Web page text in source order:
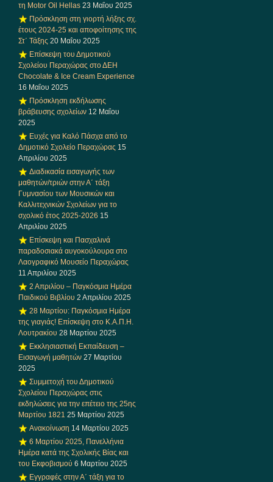
τη Motor Oil Hellas 23 Μαΐου 2025
Πρόσκληση στη γιορτή λήξης σχ.
έτους 2024-25 και αποφοίτησης της
Στ΄ Τάξης 20 Μαΐου 2025
Επίσκεψη του Δημοτικού
Σχολείου Περαχώρας στο ΔΕΗ
Chocolate & Ice Cream Experience
16 Μαΐου 2025
Πρόσκληση εκδήλωσης
βράβευσης σχολείων 12 Μαΐου
2025
Ευχές για Καλό Πάσχα από το
Δημοτικό Σχολείο Περαχώρας 15
Απριλίου 2025
Διαδικασία εισαγωγής των
μαθητών/τριών στην Α΄ τάξη
Γυμνασίου των Μουσικών και
Καλλιτεχνικών Σχολείων για το
σχολικό έτος 2025-2026 15
Απριλίου 2025
Επίσκεψη και Πασχαλινά
παραδοσιακά αυγοκούλουρα στο
Λαογραφικό Μουσείο Περαχώρας
11 Απριλίου 2025
2 Απριλίου – Παγκόσμια Ημέρα
Παιδικού Βιβλίου 2 Απριλίου 2025
28 Μαρτίου: Παγκόσμια Ημέρα
της γιαγιάς! Επίσκεψη στο Κ.Α.Π.Η.
Λουτρακίου 28 Μαρτίου 2025
Εκκλησιαστική Εκπαίδευση –
Εισαγωγή μαθητών 27 Μαρτίου
2025
Συμμετοχή του Δημοτικού
Σχολείου Περαχώρας στις
εκδηλώσεις για την επέτειο της 25ης
Μαρτίου 1821 25 Μαρτίου 2025
Ανακοίνωση 14 Μαρτίου 2025
6 Μαρτίου 2025, Πανελλήνια
Ημέρα κατά της Σχολικής Βίας και
του Εκφοβισμού 6 Μαρτίου 2025
Εγγραφές στην Α΄ τάξη για το